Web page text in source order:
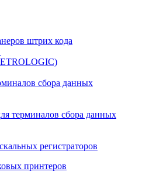
штрих кода
сбора данных
терминалов сбора данных
регистраторов
принтеров